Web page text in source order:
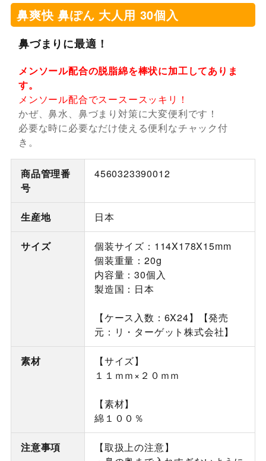
鼻爽快 鼻ぽん 大人用 30個入
鼻づまりに最適！
メンソール配合の脱脂綿を棒状に加工してありま
す。
メンソール配合でスースースッキリ！
かぜ、鼻水、鼻づまり対策に大変便利です！
必要な時に必要なだけ使える便利なチャック付
き。
商品管理番
号
4560323390012
生産地 日本
サイズ
個装サイズ：114X178X15mm
個装重量：20g
内容量：30個入
製造国：日本
【ケース入数：6X24】【発売
元：リ・ターゲット株式会社】
素材
【サイズ】
１１ｍｍ×２０ｍｍ
【素材】
綿１００％
注意事項
【取扱上の注意】